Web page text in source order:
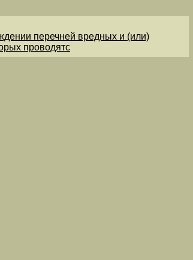
перечней вредных и (или)
проводятс